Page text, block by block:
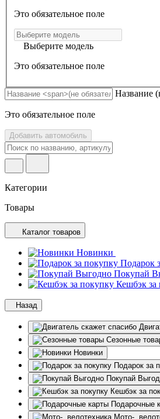
Это обязательное поле
Выберите модель
Это обязательное поле
Название
Это обязательное поле
Добавить автомобиль
Категории
Товары
Каталог товаров
Новинки
Подарок
Покупай
Кешбэк за
Назад
Сезонные
Новинки
Подарок за
Покупай
Кешбэк за
Подарочные
Мото-,